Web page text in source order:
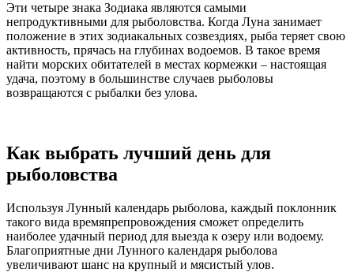
Эти четыре знака Зодиака являются самыми
непродуктивными для рыболовства. Когда Луна занимает
положение в этих зодиакальных созвездиях, рыба теряет свою
активность, прячась на глубинах водоемов. В такое время
найти морских обитателей в местах кормежки – настоящая
удача, поэтому в большинстве случаев рыболовы
возвращаются с рыбалки без улова.
Как выбрать лучший день для
рыболовства
Используя Лунный календарь рыболова, каждый поклонник
такого вида времяпрепровождения сможет определить
наиболее удачный период для выезда к озеру или водоему.
Благоприятные дни Лунного календаря рыболова
увеличивают шанс на крупный и мясистый улов.